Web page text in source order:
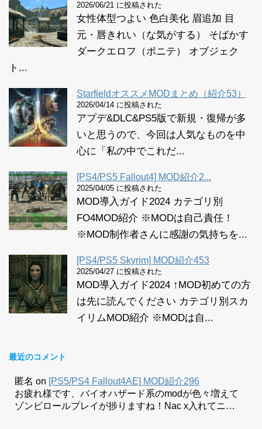
2026/06/21 に投稿された
女性体型つよい 色白美化 眉追加 目
元・唇きれい（な気がする） そばかす
ダークエロフ（ポニテ） オブジェク
ト...
StarfieldオススメMODまとめ（紹介53）
2026/04/14 に投稿された
アプデ&DLC&PS5版で新規・復帰が多
いと思うので、今回は人気なものを中
心に「私の中でこれだ...
[PS4/PS5 Fallout4] MOD紹介2...
2025/04/05 に投稿された
MOD導入ガイド2024 カテゴリ別
FO4MOD紹介 ※MODは自己責任！
※MOD制作者さんに感謝の気持ちを...
[PS4/PS5 Skyrim] MOD紹介453
2025/04/27 に投稿された
MOD導入ガイド2024 ↑MOD初めての方
は先に読んでください カテゴリ別スカ
イリムMOD紹介 ※MODは自...
最近のコメント
匿名 on [PS5/PS4 Fallout4AE] MOD紹介296
お疲れ様です、バイオハザード系のmodが色々増えて
ゾンビロールプレイが捗りますね！Nac x入れてニ…